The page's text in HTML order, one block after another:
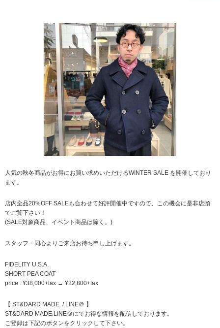
人気の秋冬商品がお得にお買い求めいただけるWINTER SALE を開催しており
ます。
店内全品20%OFF SALEも合わせて好評開催中ですので、この機会に是非店頭
でご覧下さい！
(SALE対象商品、イベント商品は除く。)
スタッフ一同心よりご来店お待ち申し上げます。
FIDELITY U.S.A.
SHORT PEA COAT
price : ¥38,000+tax → ¥22,800+tax
【 ST&DARD MADE. / LINE＠ 】
ST&DARD MADE.LINE＠にてお得な情報を配信しております。
ご登録は下記のボタンをクリックして下さい。